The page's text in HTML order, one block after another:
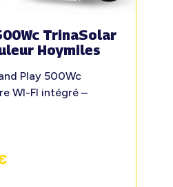
TrinaSolar
Hoymiles
Play 500Wc
WI-FI intégré –